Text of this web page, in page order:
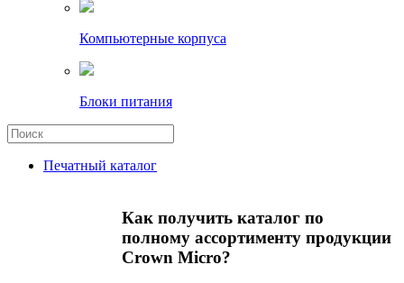
Компьютерные корпуса
Блоки питания
Печатный каталог
Как получить каталог по
полному ассортименту продукции
Crown Micro?